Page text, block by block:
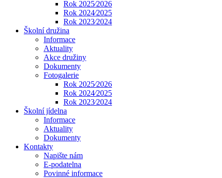
Rok 2025⁄2026
Rok 2024⁄2025
Rok 2023⁄2024
Školní družina
Informace
Aktuality
Akce družiny
Dokumenty
Fotogalerie
Rok 2025⁄2026
Rok 2024⁄2025
Rok 2023⁄2024
Školní jídelna
Informace
Aktuality
Dokumenty
Kontakty
Napište nám
E-podatelna
Povinné informace